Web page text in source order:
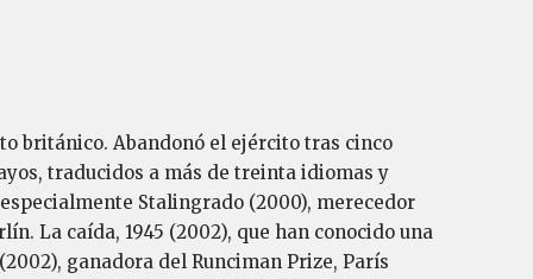
británico. Abandonó el ejército tras cinco
traducidos a más de treinta idiomas y
Stalingrado (2000), merecedor
La caída, 1945 (2002), que han conocido una
ganadora del Runciman Prize, París